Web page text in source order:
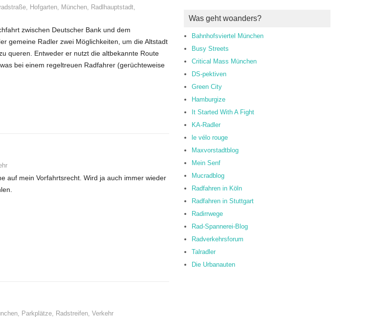
, Hofgarten, München, Radlhauptstadt,
zwischen Deutscher Bank und dem
gemeine Radler zwei Möglichkeiten, um die Altstadt
queren. Entweder er nutzt die altbekannte Route
bei einem regeltreuen Radfahrer (gerüchteweise
auf mein Vorfahrtsrecht. Wird ja auch immer wieder
Parkplätze Radstreifen Verkehr
Was geht woanders?
Bahnhofsviertel München
Busy Streets
Critical Mass München
DS-pektiven
Green City
Hamburgize
It Started With A Fight
KA-Radler
le vélo rouge
Maxvorstadtblog
Mein Senf
Mucradblog
Radfahren in Köln
Radfahren in Stuttgart
Radirrwege
Rad-Spannerei-Blog
Radverkehrsforum
Talradler
Die Urbanauten